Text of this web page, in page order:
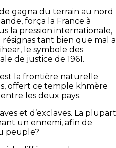
gagna du terrain au nord
força la France à
la pression internationale,
résignas tant bien que mal a
le symbole des
de justice de 1961.
la frontière naturelle
offert ce temple khmère
les deux pays.
et d’exclaves. La plupart
un ennemi, afin de
peuple?